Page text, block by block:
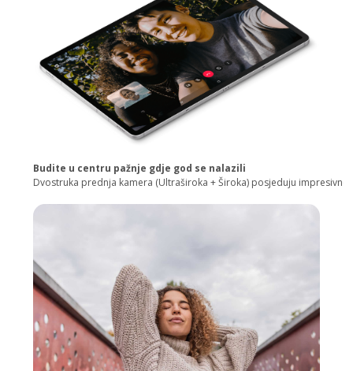
Budite u centru pažnje gdje god se nalazili
Dvostruka prednja kamera (Ultraširoka + Široka) posjeduju